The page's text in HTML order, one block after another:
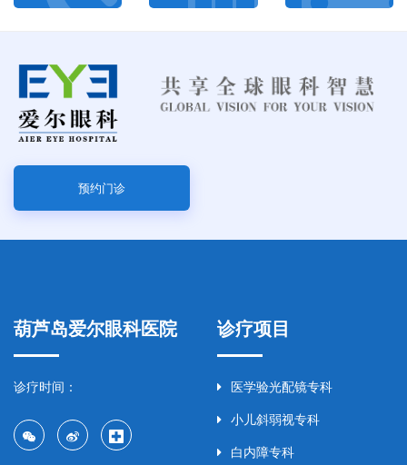
预约门诊
葫芦岛爱尔眼科医院
诊疗时间：
诊疗项目
医学验光配镜专科
小儿斜弱视专科
白内障专科